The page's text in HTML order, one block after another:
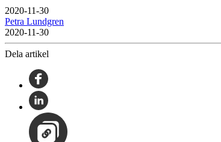
2020-11-30
Petra Lundgren
2020-11-30
Dela artikel